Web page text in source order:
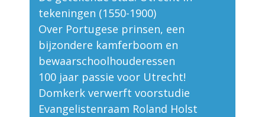
tekeningen (1550-1900)
Over Portugese prinsen, een
bijzondere kamferboom en
bewaarschoolhouderessen
100 jaar passie voor Utrecht!
Domkerk verwerft voorstudie
Evangelistenraam Roland Holst